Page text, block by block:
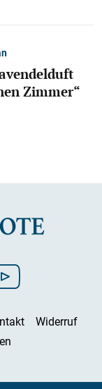
Zimmer“
Widerruf